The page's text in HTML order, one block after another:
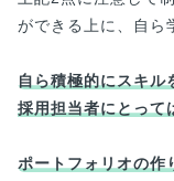
ができる上に、自ら
自ら積極的にスキル
採用担当者にとって
ポートフォリオの作